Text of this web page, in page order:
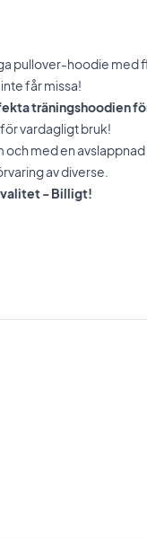
pullover-hoodie med
får missa!
träningshoodien
vardagligt bruk!
med en avslappnad
av diverse.
- Billigt!